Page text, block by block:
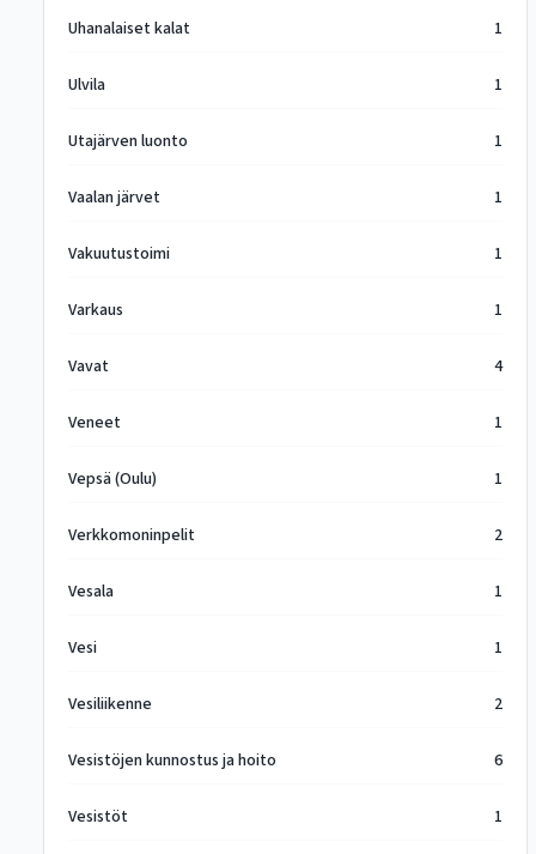
Uhanalaiset kalat 1
Ulvila 1
Utajärven luonto 1
Vaalan järvet 1
Vakuutustoimi 1
Varkaus 1
Vavat 4
Veneet 1
Vepsä (Oulu) 1
Verkkomoninpelit 2
Vesala 1
Vesi 1
Vesiliikenne 2
Vesistöjen kunnostus ja hoito 6
Vesistöt 1